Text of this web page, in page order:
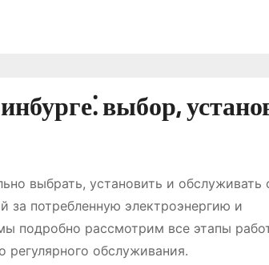
выбор,
выбрать, установить и обслуживать
за потребленную электроэнергию и
подробно рассмотрим все этапы
обслуживания.